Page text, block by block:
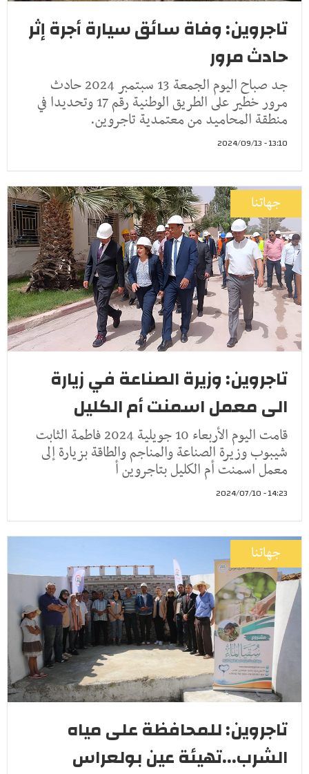
تاجروين: وفاة سائق سيارة أجرة إثر
حادث مرور
جد صباح اليوم الجمعة 13 سبتمبر 2024 حادث
مرور خطير على الطريق الوطنية رقم 17 وتحديدا في
منطقة المحاميد من معتمدية تاجروين.
13:10 - 2024/09/13
جهاتنا
تاجروين: وزيرة الصناعة في زيارة
الى معمل اسمنت أم الكليل
قامت اليوم الأربعاء 10 جويلية 2024 فاطمة الثابت
شيبوب وزيرة الصناعة والمناجم والطاقة بزيارة إلى
معمل اسمنت أم الكليل بتاجروين أ
14:23 - 2024/07/10
جهاتنا
تاجروين: للمحافظة على مياه
الشرب...تهيئة عين بولعراس